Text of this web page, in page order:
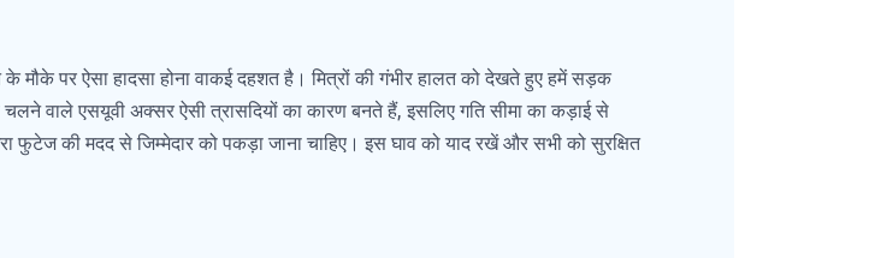
पर ऐसा हादसा होना वाकई दहशत है। मित्रों की गंभीर हालत को देखते हुए हमें सड़क
चलने वाले एसयूवी अक्सर ऐसी त्रासदियों का कारण बनते हैं, इसलिए गति सीमा का कड़ाई से
फुटेज की मदद से जिम्मेदार को पकड़ा जाना चाहिए। इस घाव को याद रखें और सभी को सुरक्षित